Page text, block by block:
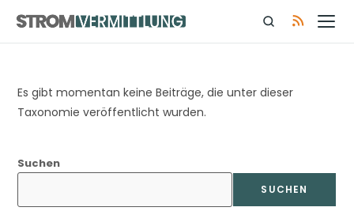
Es gibt momentan keine Beiträge, die unter dieser
Taxonomie veröffentlicht wurden.
Suchen
SUCHEN